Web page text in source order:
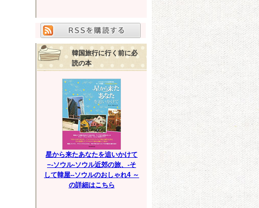
韓国旅行に行く前に必
読の本
星から来たあなたを追いかけて
−-ソウル-ソウル近郊の旅、-そ
して韓屋--ソウルのおしゃれ4 ～
の詳細はこちら